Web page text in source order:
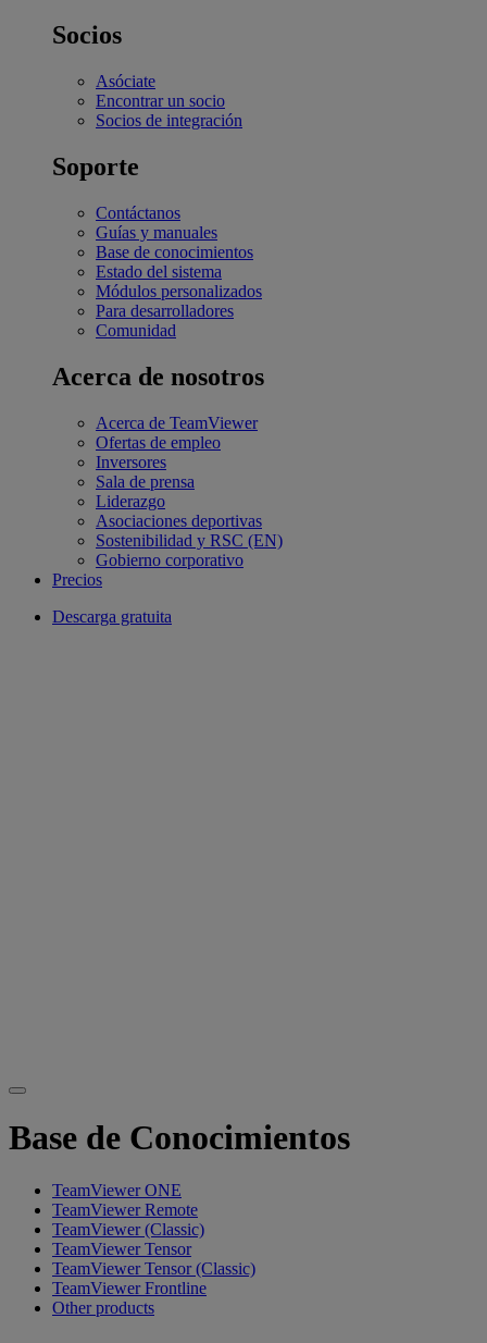
Socios
Asóciate
Encontrar un socio
Socios de integración
Soporte
Contáctanos
Guías y manuales
Base de conocimientos
Estado del sistema
Módulos personalizados
Para desarrolladores
Comunidad
Acerca de nosotros
Acerca de TeamViewer
Ofertas de empleo
Inversores
Sala de prensa
Liderazgo
Asociaciones deportivas
Sostenibilidad y RSC (EN)
Gobierno corporativo
Precios
Descarga gratuita
Base de Conocimientos
TeamViewer ONE
TeamViewer Remote
TeamViewer (Classic)
TeamViewer Tensor
TeamViewer Tensor (Classic)
TeamViewer Frontline
Other products